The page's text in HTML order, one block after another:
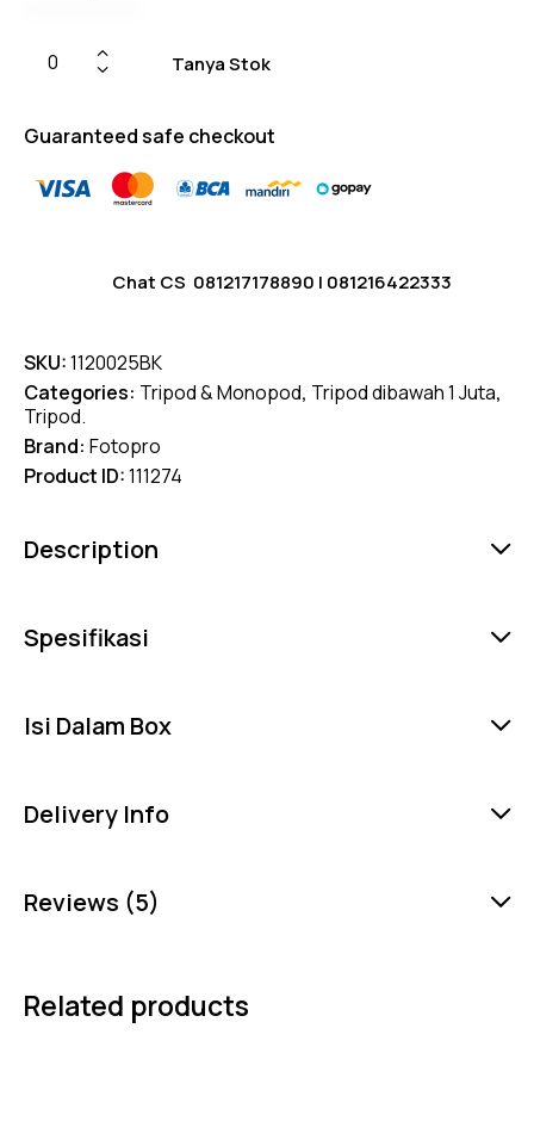
Tanya Stok
Guaranteed safe checkout
Chat CS 081217178890 | 081216422333
SKU:1120025BK
Categories: Tripod & Monopod, Tripod dibawah 1 Juta,
Tripod.
Brand: Fotopro
Product ID:111274
Description
Spesifikasi
Isi Dalam Box
Delivery Info
Reviews (5)
Related products